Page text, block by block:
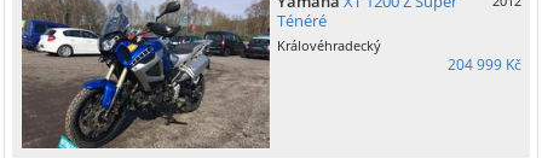
Ténéré
Královéhradecký
204 999 Kč